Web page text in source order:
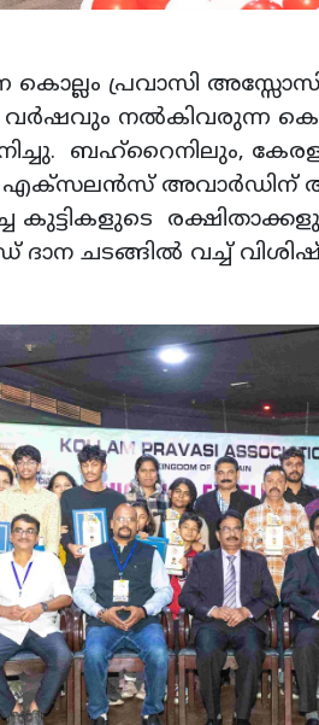
കൊല്ലം പ്രവാസി
വര്‍ഷവും നല്‍കിവരുന്ന
ബഹ്റൈനിലും,
എക്‌സലന്‍സ്
കുട്ടികളുടെ
ദാന ചടങ്ങില്‍ വച്ച്